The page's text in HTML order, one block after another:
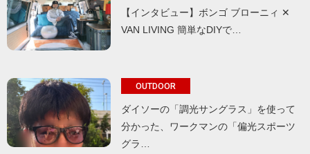
【インタビュー】ボンゴ ブローニィ ✕
VAN LIVING 簡単なDIYで…
OUTDOOR
ダイソーの「調光サングラス」を使って
分かった、ワークマンの「偏光スポーツ
グラ…